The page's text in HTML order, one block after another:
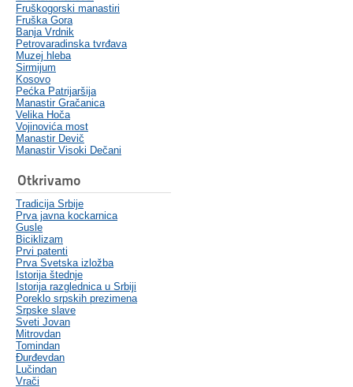
Fruškogorski manastiri
Fruška Gora
Banja Vrdnik
Petrovaradinska tvrđava
Muzej hleba
Sirmijum
Kosovo
Pećka Patrijaršija
Manastir Gračanica
Velika Hoča
Vojinovića most
Manastir Devič
Manastir Visoki Dečani
Otkrivamo
Tradicija Srbije
Prva javna kockarnica
Gusle
Biciklizam
Prvi patenti
Prva Svetska izložba
Istorija štednje
Istorija razglednica u Srbiji
Poreklo srpskih prezimena
Srpske slave
Sveti Jovan
Mitrovdan
Tomindan
Đurđevdan
Lučindan
Vrači